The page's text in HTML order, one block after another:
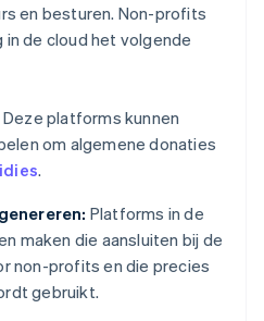
en besturen. Non-profits
de cloud het volgende
Deze platforms kunnen
om algemene donaties
.
Platforms in de
maken die aansluiten bij de
non-profits en die precies
gebruikt.